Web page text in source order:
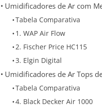
Umidificadores de Ar com
Tabela Comparativa
1. WAP Air Flow
2. Fischer Price HC115
3. Elgin Digital
Umidificadores de Ar Tops
Tabela Comparativa
4. Black Decker Air 1000